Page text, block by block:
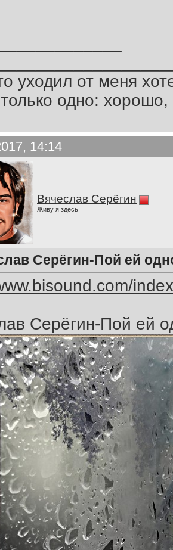
уходил от меня
одно:
14:14
Вячеслав Серёгин
Живу я здесь
Серёгин-Пой ей
Серёгин-Пой ей